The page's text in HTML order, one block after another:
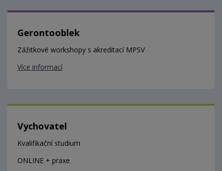
Gerontooblek
Zážitkové workshopy s akreditací MPSV
Více informací
Vychovatel
Kvalifikační studium
ONLINE + praxe